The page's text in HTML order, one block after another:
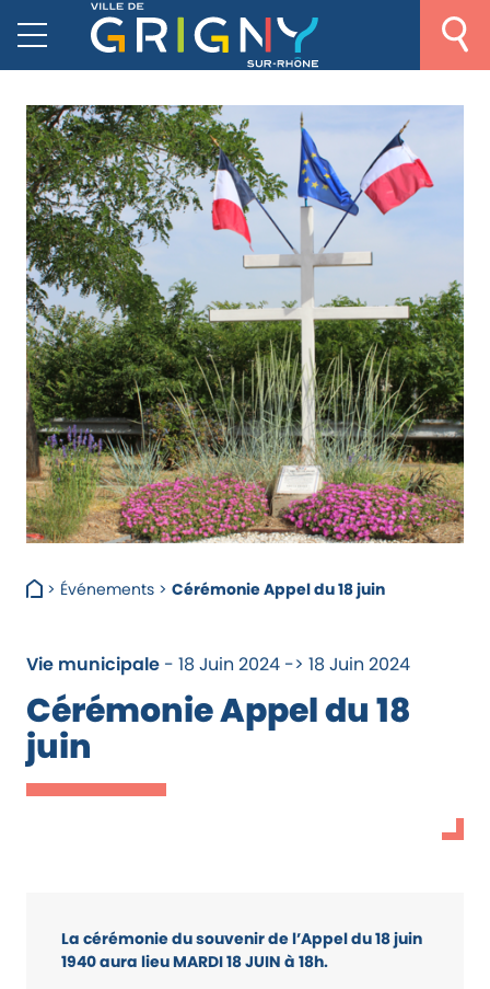
> Événements> Cérémonie Appel du 18 juin
Vie municipale - 18 Juin 2024 -> 18 Juin 2024
Cérémonie Appel du 18
juin
La cérémonie du souvenir de l’Appel du 18 juin
1940 aura lieu MARDI 18 JUIN à 18h.